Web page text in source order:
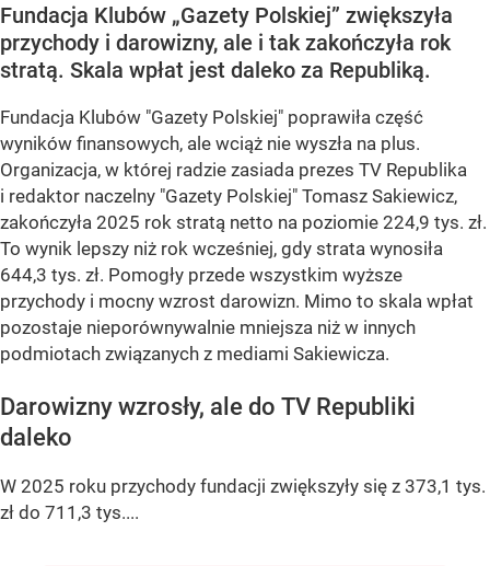
Fundacja Klubów „Gazety Polskiej” zwiększyła
przychody i darowizny, ale i tak zakończyła rok
stratą. Skala wpłat jest daleko za Republiką.
Fundacja Klubów "Gazety Polskiej" poprawiła część
wyników finansowych, ale wciąż nie wyszła na plus.
Organizacja, w której radzie zasiada prezes TV Republika
i redaktor naczelny "Gazety Polskiej" Tomasz Sakiewicz,
zakończyła 2025 rok stratą netto na poziomie 224,9 tys. zł.
To wynik lepszy niż rok wcześniej, gdy strata wynosiła
644,3 tys. zł. Pomogły przede wszystkim wyższe
przychody i mocny wzrost darowizn. Mimo to skala wpłat
pozostaje nieporównywalnie mniejsza niż w innych
podmiotach związanych z mediami Sakiewicza.
Darowizny wzrosły, ale do TV Republiki
daleko
W 2025 roku przychody fundacji zwiększyły się z 373,1 tys.
zł do 711,3 tys....